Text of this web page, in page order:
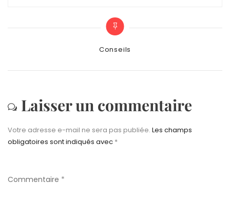
Categories
Conseils
Laisser un commentaire
Votre adresse e-mail ne sera pas publiée. Les champs
obligatoires sont indiqués avec *
Commentaire *